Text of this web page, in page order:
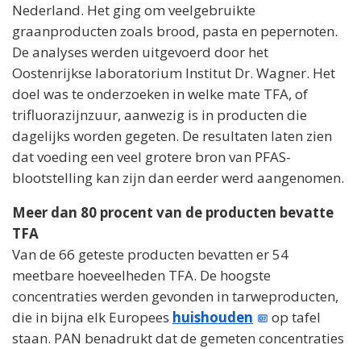
Nederland. Het ging om veelgebruikte
graanproducten zoals brood, pasta en pepernoten.
De analyses werden uitgevoerd door het
Oostenrijkse laboratorium Institut Dr. Wagner. Het
doel was te onderzoeken in welke mate TFA, of
trifluorazijnzuur, aanwezig is in producten die
dagelijks worden gegeten. De resultaten laten zien
dat voeding een veel grotere bron van PFAS-
blootstelling kan zijn dan eerder werd aangenomen.
Meer dan 80 procent van de producten bevatte
TFA
Van de 66 geteste producten bevatten er 54
meetbare hoeveelheden TFA. De hoogste
concentraties werden gevonden in tarweproducten,
die in bijna elk Europees huishouden
op tafel
staan. PAN benadrukt dat de gemeten concentraties